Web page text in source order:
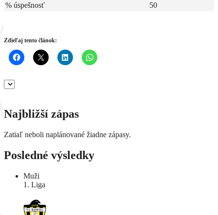
% úspešnosť
50
Zdieľaj tento článok:
Najbližší zápas
Zatiaľ neboli naplánované žiadne zápasy.
Posledné výsledky
Muži
1. Liga